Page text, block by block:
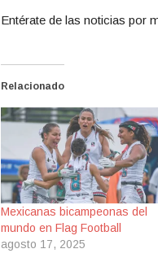
Entérate de las noticias por
Relacionado
Mexicanas bicampeonas del
mundo en Flag Football
agosto 17, 2025